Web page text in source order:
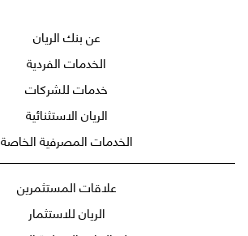
علاقات المستثمرين
الريان للاستثمار
عن بنك الريان
الخدمات الفردية
خدمات للشركات
الريان الاستثنائية
الخدمات المصرفية الخاصة